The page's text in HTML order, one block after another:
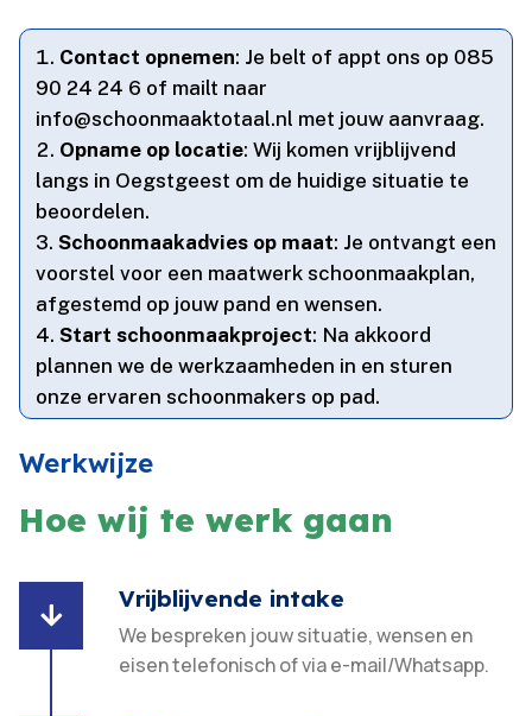
Contact opnemen: Je belt of appt ons op 085
90 24 24 6 of mailt naar
info@schoonmaaktotaal.​nl met jouw aanvraag.​
Opname op locatie: Wij komen vrijblijvend
langs in Oegstgeest om de huidige situatie te
beoordelen.​
Schoonmaakadvies op maat: Je ontvangt een
voorstel voor een maatwerk schoonmaakplan,
afgestemd op jouw pand en wensen.​
Start schoonmaakproject: Na akkoord
plannen we de werkzaamheden in en sturen
onze ervaren schoonmakers op pad.​
Werkwijze
Hoe wij te werk gaan

Vrijblijvende intake
We bespreken jouw situatie, wensen en
eisen telefonisch of via e-mail/Whatsapp.